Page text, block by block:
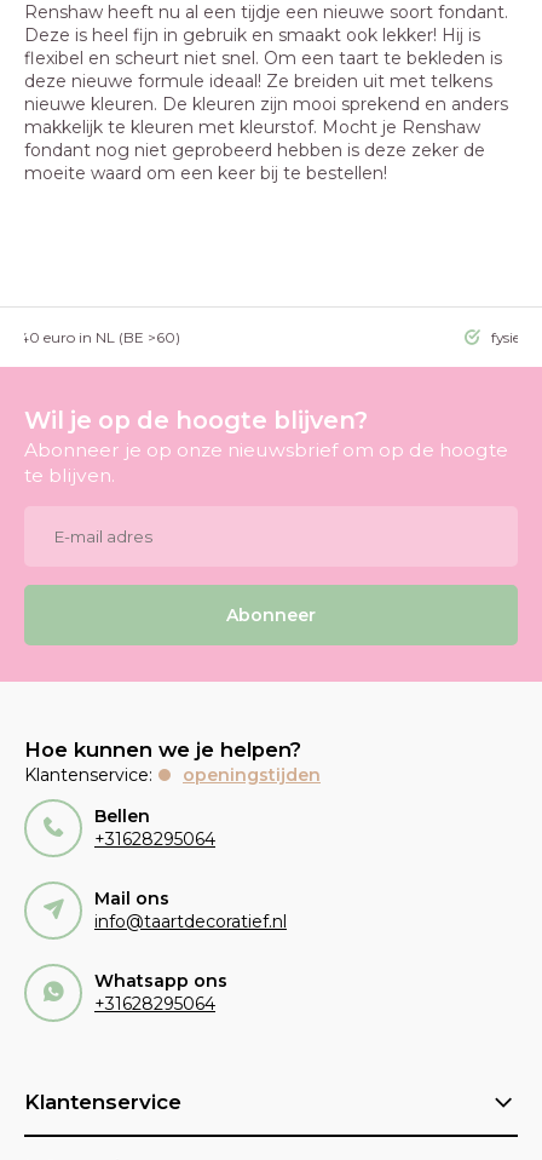
Renshaw heeft nu al een tijdje een nieuwe soort fondant.
Deze is heel fijn in gebruik en smaakt ook lekker! Hij is
flexibel en scheurt niet snel. Om een taart te bekleden is
deze nieuwe formule ideaal! Ze breiden uit met telkens
nieuwe kleuren. De kleuren zijn mooi sprekend en anders
makkelijk te kleuren met kleurstof. Mocht je Renshaw
fondant nog niet geprobeerd hebben is deze zeker de
moeite waard om een keer bij te bestellen!
>40 euro in NL (BE >60) fysieke
Wil je op de hoogte blijven?
Abonneer je op onze nieuwsbrief om op de hoogte
te blijven.
Abonneer
Hoe kunnen we je helpen?
Klantenservice:
openingstijden
Bellen
+31628295064
Mail ons
info@taartdecoratief.nl
Whatsapp ons
+31628295064
Klantenservice